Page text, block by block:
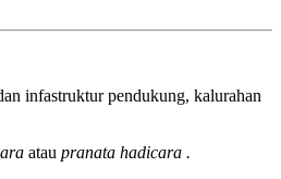
infastruktur pendukung, kalurahan
atau pranata hadicara .